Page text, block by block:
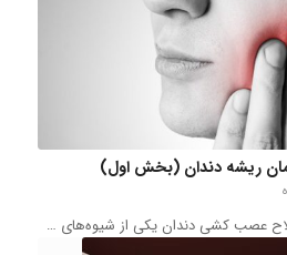
عصب کشی دندان یکی از شیوه‌های …